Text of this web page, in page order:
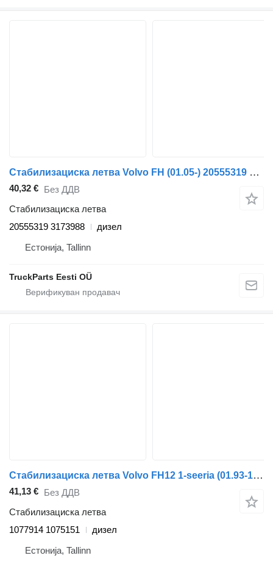
Стабилизациска летва Volvo FH (01.05-) 20555319 3173988 за камион влекач Volvo FH12, FH16, NH12, FH, VNL780 (1993-2014)
40,32 € Без ДДВ
Стабилизациска летва
20555319 3173988
дизел
Естонија, Tallinn
TruckParts Eesti OÜ
Стабилизациска летва Volvo FH12 1-seeria (01.93-12.02) 1077914 1075151 за камион влекач Volvo FH12, FH16, NH12, FH, VNL780 (1993-2014)
41,13 € Без ДДВ
Стабилизациска летва
1077914 1075151
дизел
Естонија, Tallinn